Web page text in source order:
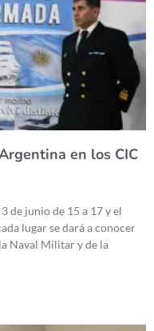
en los CIC
de junio de 15 a 17 y el
lugar se dará a conocer
Naval Militar y de la